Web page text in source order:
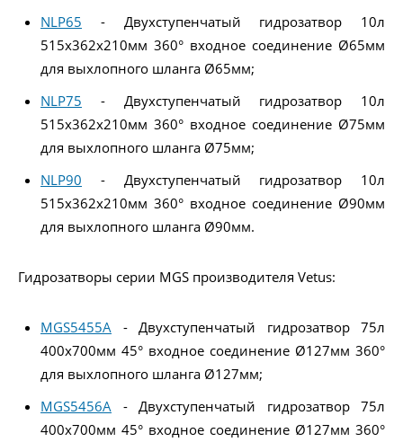
NLP65 - Двухступенчатый гидрозатвор 10л
515x362x210мм 360° входное соединение Ø65мм
для выхлопного шланга Ø65мм;
NLP75 - Двухступенчатый гидрозатвор 10л
515x362x210мм 360° входное соединение Ø75мм
для выхлопного шланга Ø75мм;
NLP90 - Двухступенчатый гидрозатвор 10л
515x362x210мм 360° входное соединение Ø90мм
для выхлопного шланга Ø90мм.
Гидрозатворы серии MGS производителя Vetus:
MGS5455A - Двухступенчатый гидрозатвор 75л
400x700мм 45° входное соединение Ø127мм 360°
для выхлопного шланга Ø127мм;
MGS5456A - Двухступенчатый гидрозатвор 75л
400x700мм 45° входное соединение Ø127мм 360°